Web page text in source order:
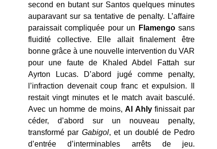
second en butant sur Santos quelques minutes
auparavant sur sa tentative de penalty. L’affaire
paraissait compliquée pour un
Flamengosans
fluidité collective. Elle allait finalement être
bonne grâce à une nouvelle intervention du VAR
pour une faute de Khaled Abdel Fattah sur
Ayrton Lucas. D’abord jugé comme penalty,
l’infraction devenait coup franc et expulsion. Il
restait vingt minutes et le match avait basculé.
Avec un homme de moins,Al Ahlyfinissait par
céder, d’abord sur un nouveau penalty,
transformé par Gabigol, et un doublé de Pedro
d’entrée d’interminables arrêts de jeu.